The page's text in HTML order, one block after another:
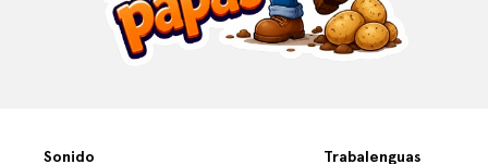
Sonido Trabalenguas